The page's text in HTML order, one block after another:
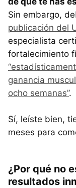
Sin embargo,
publicación del
especialista
fortalecimiento
ganancia
ocho semanas”.
Sí, leíste bien,
meses para
¿Por qué no
resultados